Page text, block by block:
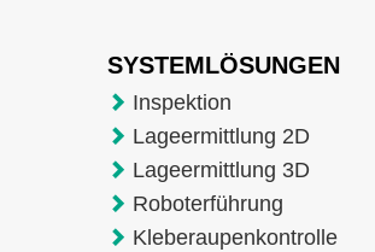
SYSTEMLÖSUNGEN
Inspektion
Lageermittlung 2D
Lageermittlung 3D
Roboterführung
Kleberaupenkontrolle